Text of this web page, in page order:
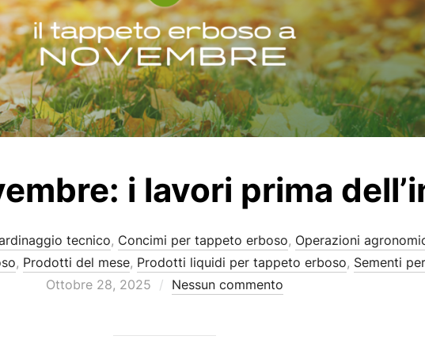
i lavori prima
tecnico, Concimi per tappeto erboso, Operazioni
, Prodotti del mese, Prodotti liquidi per tappeto erboso, Sementi
Pubblicato
Ottobre 28, 2025 Nessun commento